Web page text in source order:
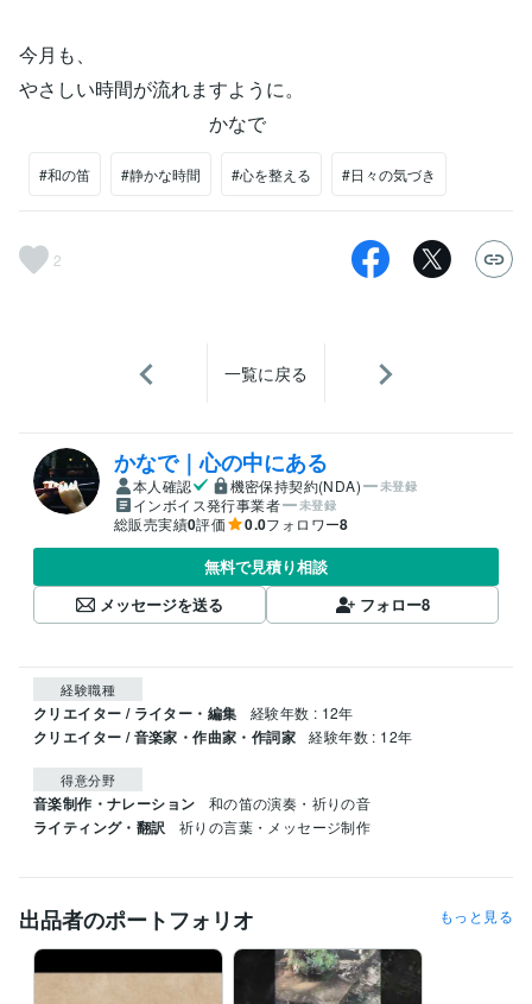
今月も、
やさしい時間が流れますように。
かなで
#和の笛 #静かな時間 #心を整える #日々の気づき
2
一覧に戻る
かなで｜心の中にある
本人確認 機密保持契約(NDA) 未登録
インボイス発行事業者 未登録
総販売実績0評価 0.0フォロワー8
無料で見積り相談
メッセージを送る
フォロー8
経験職種
クリエイター / ライター・編集 経験年数 : 12年
クリエイター / 音楽家・作曲家・作詞家 経験年数 : 12年
得意分野
音楽制作・ナレーション 和の笛の演奏・祈りの音
ライティング・翻訳 祈りの言葉・メッセージ制作
出品者のポートフォリオ もっと見る